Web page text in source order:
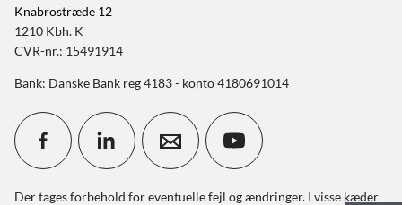
Knabrostræde 12
1210 Kbh. K
CVR-nr.: 15491914
Bank: Danske Bank reg 4183 - konto 4180691014
Der tages forbehold for eventuelle fejl og ændringer. I visse kæder